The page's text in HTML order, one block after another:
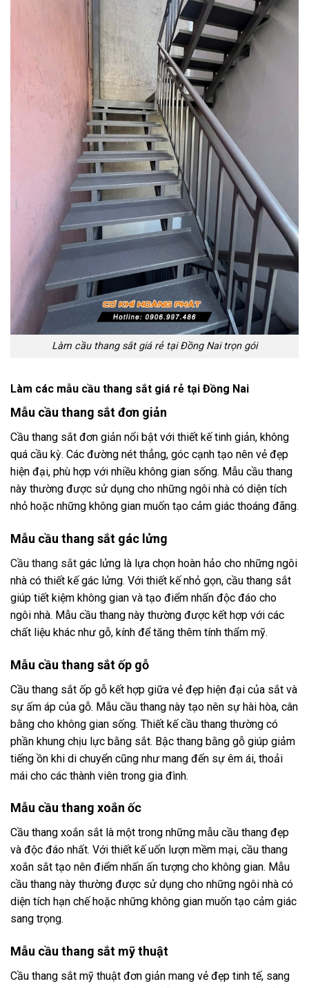
Làm cầu thang sắt giá rẻ tại Đồng Nai trọn gói
Làm các mẫu cầu thang sắt giá rẻ tại Đồng Nai
Mẫu cầu thang sắt đơn giản
Cầu thang sắt đơn giản nổi bật với thiết kế tinh giản, không
quá cầu kỳ. Các đường nét thẳng, góc cạnh tạo nên vẻ đẹp
hiện đại, phù hợp với nhiều không gian sống. Mẫu cầu thang
này thường được sử dụng cho những ngôi nhà có diện tích
nhỏ hoặc những không gian muốn tạo cảm giác thoáng đãng.
Mẫu cầu thang sắt gác lửng
Cầu thang sắt gác lửng là lựa chọn hoàn hảo cho những ngôi
nhà có thiết kế gác lửng. Với thiết kế nhỏ gọn, cầu thang sắt
giúp tiết kiệm không gian và tạo điểm nhấn độc đáo cho
ngôi nhà. Mẫu cầu thang này thường được kết hợp với các
chất liệu khác như gỗ, kính để tăng thêm tính thẩm mỹ.
Mẫu cầu thang sắt ốp gỗ
Cầu thang sắt ốp gỗ kết hợp giữa vẻ đẹp hiện đại của sắt và
sự ấm áp của gỗ. Mẫu cầu thang này tạo nên sự hài hòa, cân
bằng cho không gian sống. Thiết kế cầu thang thường có
phần khung chịu lực bằng sắt. Bậc thang bằng gỗ giúp giảm
tiếng ồn khi di chuyển cũng như mang đến sự êm ái, thoải
mái cho các thành viên trong gia đình.
Mẫu cầu thang xoắn ốc
Cầu thang xoắn sắt là một trong những mẫu cầu thang đẹp
và độc đáo nhất. Với thiết kế uốn lượn mềm mại, cầu thang
xoắn sắt tạo nên điểm nhấn ấn tượng cho không gian. Mẫu
cầu thang này thường được sử dụng cho những ngôi nhà có
diện tích hạn chế hoặc những không gian muốn tạo cảm giác
sang trọng.
Mẫu cầu thang sắt mỹ thuật
Cầu thang sắt mỹ thuật đơn giản mang vẻ đẹp tinh tế, sang